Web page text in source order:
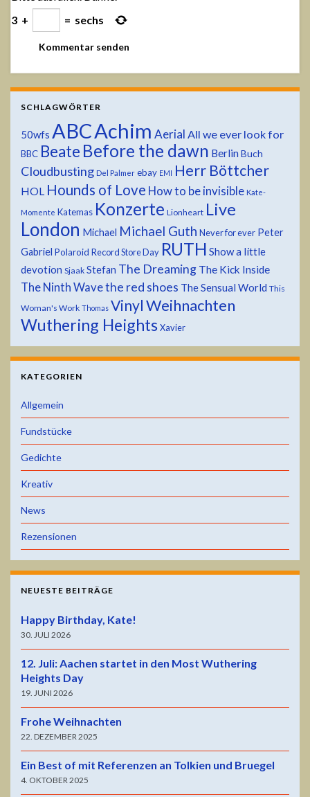
3 + = sechs
SCHLAGWÖRTER
50wfs ABCAchim Aerial All we ever look for
BBC Beate Before the dawn Berlin Buch
Cloudbusting Del Palmer ebay EMI Herr Böttcher
HOL Hounds of Love How to be invisible Kate-
Momente Katemas Konzerte Lionheart Live
London Michael Michael Guth Never for ever Peter
Gabriel Polaroid Record Store Day RUTH Show a little
devotion Sjaak Stefan The Dreaming The Kick Inside
The Ninth Wavethe red shoes The Sensual World This
Woman's Work Thomas VinylWeihnachten
Wuthering Heights Xavier
KATEGORIEN
Allgemein
Fundstücke
Gedichte
Kreativ
News
Rezensionen
NEUESTE BEITRÄGE
Happy Birthday, Kate!
30. JULI 2026
12. Juli: Aachen startet in den Most Wuthering
Heights Day
19. JUNI 2026
Frohe Weihnachten
22. DEZEMBER 2025
Ein Best of mit Referenzen an Tolkien und Bruegel
4. OKTOBER 2025